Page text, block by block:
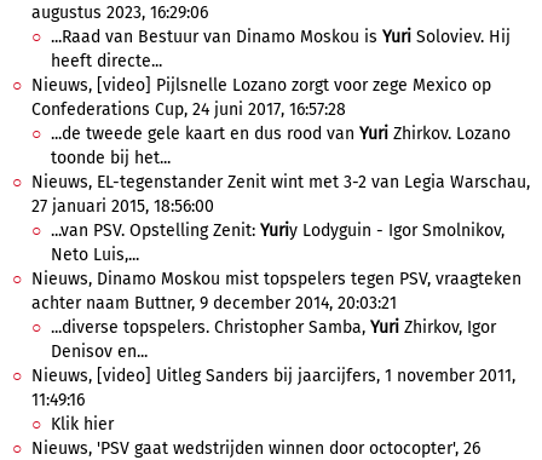
augustus 2023, 16:29:06
...Raad van Bestuur van Dinamo Moskou is Yuri Soloviev. Hij
heeft directe...
Nieuws, [video] Pijlsnelle Lozano zorgt voor zege Mexico op
Confederations Cup, 24 juni 2017, 16:57:28
...de tweede gele kaart en dus rood van Yuri Zhirkov. Lozano
toonde bij het...
Nieuws, EL-tegenstander Zenit wint met 3-2 van Legia Warschau,
27 januari 2015, 18:56:00
...van PSV. Opstelling Zenit: Yuriy Lodyguin - Igor Smolnikov,
Neto Luis,...
Nieuws, Dinamo Moskou mist topspelers tegen PSV, vraagteken
achter naam Buttner, 9 december 2014, 20:03:21
...diverse topspelers. Christopher Samba, Yuri Zhirkov, Igor
Denisov en...
Nieuws, [video] Uitleg Sanders bij jaarcijfers, 1 november 2011,
11:49:16
Klik hier
Nieuws, 'PSV gaat wedstrijden winnen door octocopter', 26